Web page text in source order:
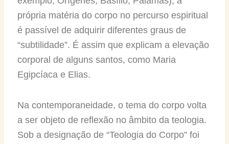
própria matéria do corpo no percurso espiritual
é passível de adquirir diferentes graus de
“subtilidade”. É assim que explicam a elevação
corporal de alguns santos, como Maria
Egipcíaca e Elias.
Na contemporaneidade, o tema do corpo volta
a ser objeto de reflexão no âmbito da teologia.
Sob a designação de “Teologia do Corpo” foi